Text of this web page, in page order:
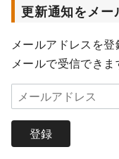
更新通知をメー
メールアドレスを
メールで受信できま
メ
ー
ア
登録